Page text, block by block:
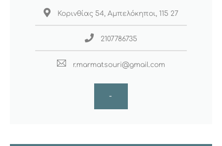
Κορινθίας 54, Αμπελόκηποι, 115 27
2107786735
r.marmatsouri@gmail.com
-